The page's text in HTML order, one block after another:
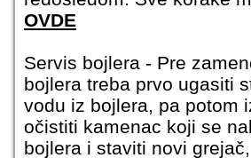
OVDE
Servis bojlera - Pre
bojlera treba prvo ugasiti
vodu iz bojlera, pa potom
očistiti kamenac koji se
bojlera i staviti novi